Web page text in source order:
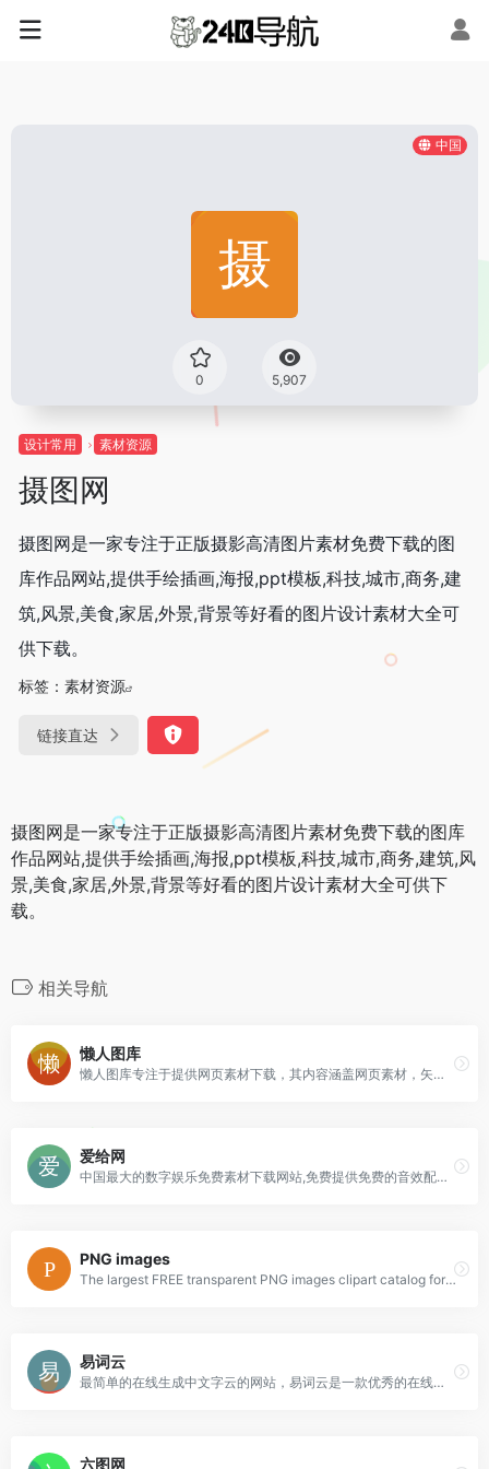
中国
0 5,907
设计常用 素材资源
摄图网
摄图网是一家专注于正版摄影高清图片素材免费下载的图
库作品网站,提供手绘插画,海报,ppt模板,科技,城市,商务,建
筑,风景,美食,家居,外景,背景等好看的图片设计素材大全可
供下载。
标签： 素材资源
链接直达
摄图网是一家专注于正版摄影高清图片素材免费下载的图库
作品网站,提供手绘插画,海报,ppt模板,科技,城市,商务,建筑,风
景,美食,家居,外景,背景等好看的图片设计素材大全可供下
载。
相关导航
懒人图库
懒人图库专注于提供网页素材下载，其内容涵盖网页素材，矢量图素材，JS代码，psd素材，导航菜单，PNG图标等，让任何一个网页设计师都能轻松找到自己想要的素材！
爱给网
中国最大的数字娱乐免费素材下载网站,免费提供免费的音效配乐|3D模型|视频|游戏素材资源下载。
PNG images
The largest FREE transparent PNG images clipart catalog for design and web design in best resolution and quality
易词云
最简单的在线生成中文字云的网站，易词云是一款优秀的在线中文词云生成网站，具有分词功能，内含多种形状模板，不同的配色方案，可供选择
六图网